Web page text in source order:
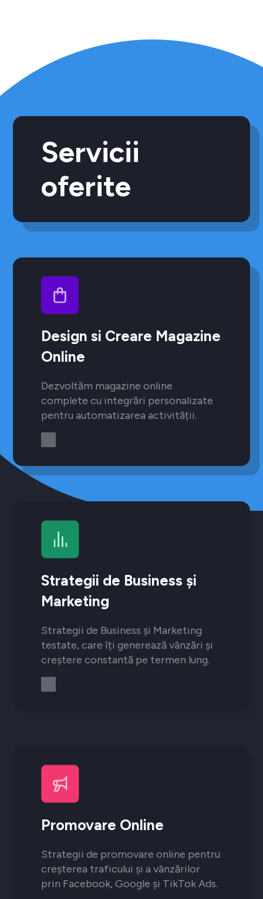
Servicii
oferite
Design si Creare Magazine
Online
Dezvoltăm magazine online
complete cu integrări personalizate
pentru automatizarea activității.
Strategii de Business și
Marketing
Strategii de Business și Marketing
testate, care îți generează vânzări și
creștere constantă pe termen lung.
Promovare Online
Strategii de promovare online pentru
creșterea traficului și a vânzărilor
prin Facebook, Google și TikTok Ads.